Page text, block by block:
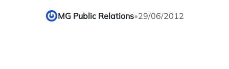
MG Public Relations•29/06/2012